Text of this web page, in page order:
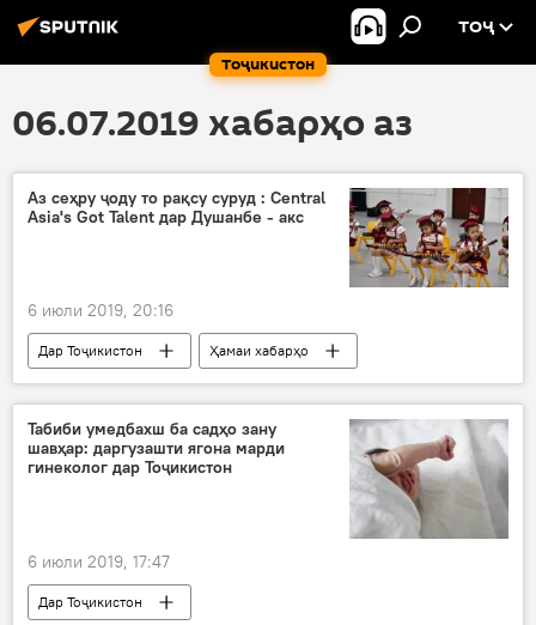
Тоҷикистон
ТОҶ
06.07.2019 хабарҳо аз
Аз сеҳру ҷоду то рақсу суруд : Central
Asia's Got Talent дар Душанбе - акс
6 июли 2019, 20:16
Дар Тоҷикистон
Ҳамаи хабарҳо
озмун
ҳунарнамоӣ
театри опера ва балети ба номи Айнӣ
Қирғизистон
Қазоқистон
Табиби умедбахш ба садҳо зану
шавҳар: даргузашти ягона марди
гинеколог дар Тоҷикистон
6 июли 2019, 17:47
Дар Тоҷикистон